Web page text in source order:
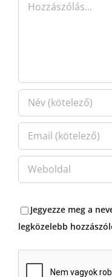
Hozzászólás
Jegyezze meg a
legközelebb